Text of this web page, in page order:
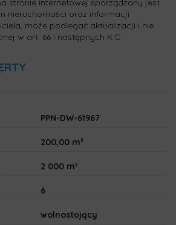
stronie internetowej sporządzany jest
nieruchomości oraz informacji
może podlegać aktualizacji i nie
w art. 66 i następnych K.C.
PPN-DW-61967
200,00 m²
2 000 m²
6
wolnostojący